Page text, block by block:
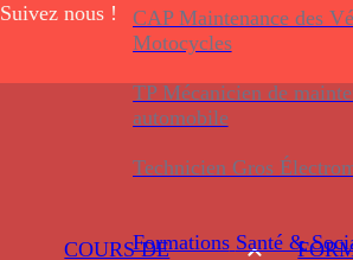
CAP Maintenance des
Motocycles
TP Mécanicien de
automobile
Technicien Gros
Formations Santé &
Suivez nous !
COURS DE